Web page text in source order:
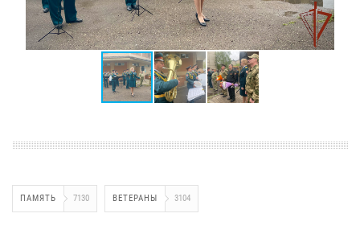
ПАМЯТЬ 7130 ВЕТЕРАНЫ 3104